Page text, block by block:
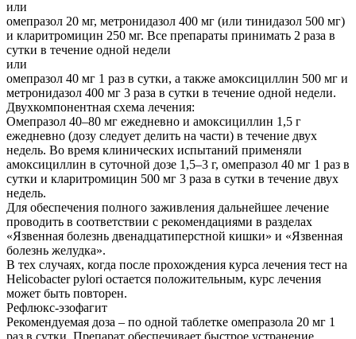
или
омепразол 20 мг, метронидазол 400 мг (или тинидазол 500 мг)
и кларитромицин 250 мг. Все препараты принимать 2 раза в
сутки в течение одной недели
или
омепразол 40 мг 1 раз в сутки, а также амоксициллин 500 мг и
метронидазол 400 мг 3 раза в сутки в течение одной недели.
Двухкомпонентная схема лечения:
Омепразол 40–80 мг ежедневно и амоксициллин 1,5 г
ежедневно (дозу следует делить на части) в течение двух
недель. Во время клинических испытаний применяли
амоксициллин в суточной дозе 1,5–3 г, омепразол 40 мг 1 раз в
сутки и кларитромицин 500 мг 3 раза в сутки в течение двух
недель.
Для обеспечения полного заживления дальнейшее лечение
проводить в соответствии с рекомендациями в разделах
«Язвенная болезнь двенадцатиперстной кишки» и «Язвенная
болезнь желудка».
В тех случаях, когда после прохождения курса лечения тест на
Helicobacter pylori остается положительным, курс лечения
может быть повторен.
Рефлюкс-эзофагит
Рекомендуемая доза – по одной таблетке омепразола 20 мг 1
раз в сутки. Препарат обеспечивает быстрое устранение